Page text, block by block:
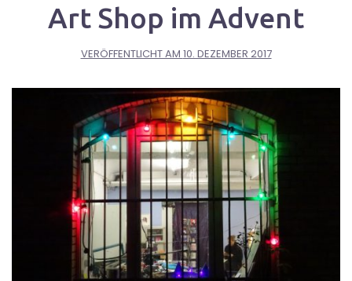
Art Shop im Advent
VERÖFFENTLICHT AM 10. DEZEMBER 2017